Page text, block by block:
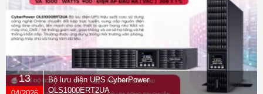
13
Bộ lưu điện UPS CyberPower
OLS1000ERT2UA